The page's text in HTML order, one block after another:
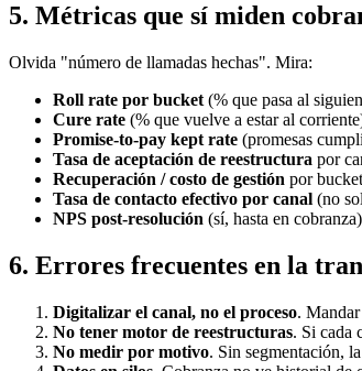
5. Métricas que sí miden
Olvida "número de llamadas hechas". Mira:
Roll rate por bucket (% que pasa al
Cure rate (% que vuelve a estar al
Promise-to-pay kept rate (promesas
Tasa de aceptación de reestructura por
Recuperación / costo de gestión por
Tasa de contacto efectivo por canal (no
NPS post-resolución (sí, hasta en
6. Errores frecuentes en la
Digitalizar el canal, no el proceso.
No tener motor de reestructuras. Si cada
No medir por motivo. Sin segmentación,